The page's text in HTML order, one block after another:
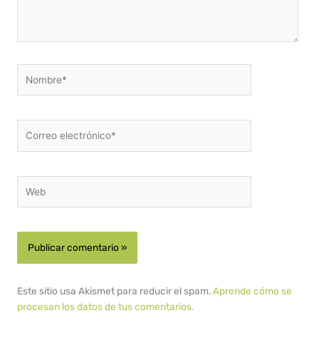
electrónico*
Este sitio usa Akismet para reducir el spam.Aprende cómo se
procesan los datos de tus comentarios.